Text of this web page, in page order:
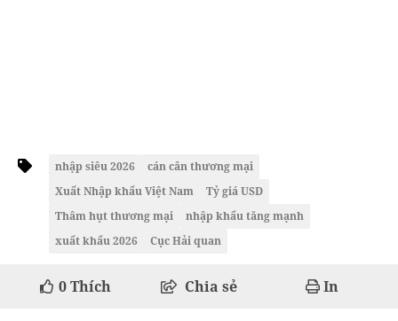
nhập siêu 2026
cán cân thương mại
Xuất Nhập khẩu Việt Nam
Tỷ giá USD
Thâm hụt thương mại
nhập khẩu tăng mạnh
xuất khẩu 2026
Cục Hải quan
0Thích Chia sẻ In